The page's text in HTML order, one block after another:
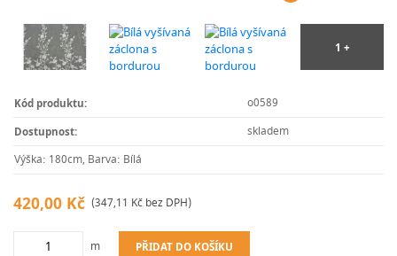
Kód produktu: o0589
Dostupnost:
skladem
Výška: 180cm, Barva: Bílá
420,00 Kč (347,11 Kč bez DPH)
m PŘIDAT DO KOŠÍKU